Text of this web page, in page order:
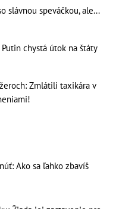
slávnou speváčkou, ale...
chystá útok na štáty
Zmlátili taxikára v
Ako sa ľahko zbavíš